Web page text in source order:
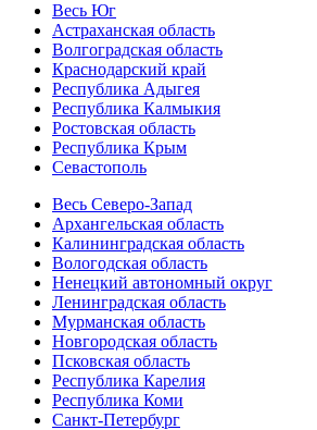
Весь Юг
Астраханская область
Волгоградская область
Краснодарский край
Республика Адыгея
Республика Калмыкия
Ростовская область
Республика Крым
Севастополь
Весь Северо-Запад
Архангельская область
Калининградская область
Вологодская область
Ненецкий автономный округ
Ленинградская область
Мурманская область
Новгородская область
Псковская область
Республика Карелия
Республика Коми
Санкт-Петербург